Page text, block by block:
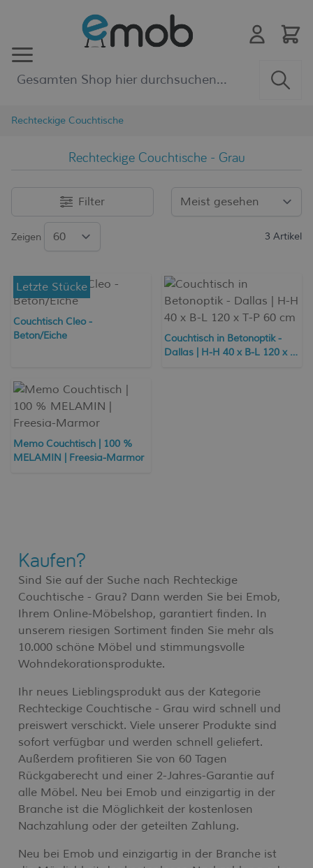
Rechteckige Couchtische
Rechteckige Couchtische - Grau
Filter
Zeigen 3 Artikel
Letzte Stücke
Couchtisch Cleo -
Beton/Eiche
Couchtisch in Betonoptik -
Dallas | H-H 40 x B-L 120 x T-
Memo Couchtisch | 100 %
MELAMIN | Freesia-Marmor
Kaufen?
Sind Sie auf der Suche nach Rechteckige
Couchtische - Grau? Dann werden Sie bei Emob,
Ihrem Online-Möbelshop, garantiert finden. In
unserem riesigen Sortiment finden Sie mehr als
10.000 schöne Möbel und stimmungsvolle
Wohndekorationsprodukte.
Ihr neues Lieblingsprodukt aus der Kategorie
Rechteckige Couchtische - Grau wird schnell und
preiswert verschickt. Viele unserer Produkte sind
sofort verfügbar und werden schnell geliefert.
Außerdem profitieren Sie von 60 Tagen
Rückgaberecht und einer 2-Jahres-Garantie auf
alle Möbel. Neu bei Emob und einzigartig in der
Branche ist die Möglichkeit der kostenlosen
Nachzahlung oder der geteilten Zahlung.
Neu bei Emob und einzigartig in der Branche ist